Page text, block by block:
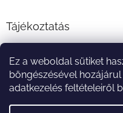
Ez a weboldal sütiket
böngészésével
adatkezelés feltételeiről
Tájékoztatás
A vásárlás menete